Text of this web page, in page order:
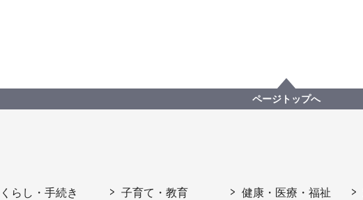
ページトップへ
くらし・手続き 子育て・教育 健康・医療・福祉